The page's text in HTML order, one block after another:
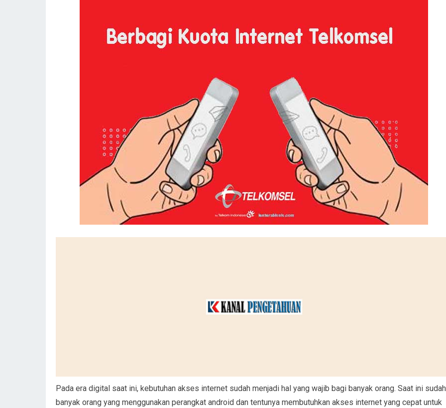
Pada era digital saat ini, kebutuhan akses internet sudah menjadi hal yang wajib bagi banyak orang. Saat ini sudah
banyak orang yang menggunakan perangkat android dan tentunya membutuhkan akses internet yang cepat untuk